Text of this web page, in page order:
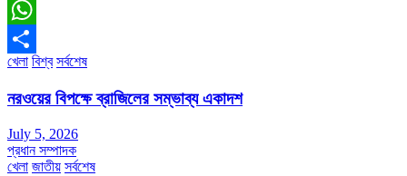
Messenger
WhatsApp
Share
খেলা বিশ্ব সর্বশেষ
নরওয়ের বিপক্ষে ব্রাজিলের সম্ভাব্য একাদশ
July 5, 2026
প্রধান সম্পাদক
খেলা জাতীয় সর্বশেষ